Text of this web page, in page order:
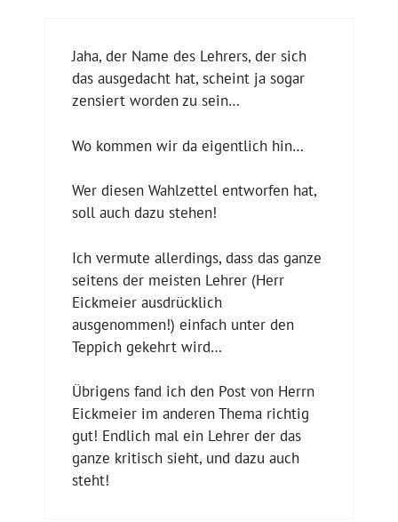
Jaha, der Name des Lehrers, der sich
das ausgedacht hat, scheint ja sogar
zensiert worden zu sein…
Wo kommen wir da eigentlich hin…
Wer diesen Wahlzettel entworfen hat,
soll auch dazu stehen!
Ich vermute allerdings, dass das ganze
seitens der meisten Lehrer (Herr
Eickmeier ausdrücklich
ausgenommen!) einfach unter den
Teppich gekehrt wird…
Übrigens fand ich den Post von Herrn
Eickmeier im anderen Thema richtig
gut! Endlich mal ein Lehrer der das
ganze kritisch sieht, und dazu auch
steht!